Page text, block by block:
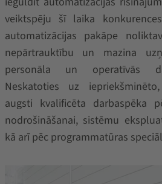
veiktspēju šī laika
automatizācijas pakāpe
nepārtrauktību un mazina
personāla un operatīvās
Neskatoties uz
augsti kvalificēta darbaspēka
nodrošināšanai, sistēmu
kā arī pēc programmatūras